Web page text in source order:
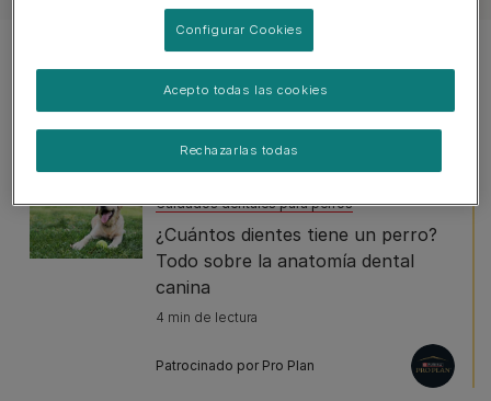
Artículos más vistos
Cuidados dentales para perros
¿Cuántos dientes tiene un perro?
Todo sobre la anatomía dental
canina
4 min de lectura
Patrocinado por Pro Plan
Configurar Cookies
Rechazarlas todas
Acepto todas las cookies